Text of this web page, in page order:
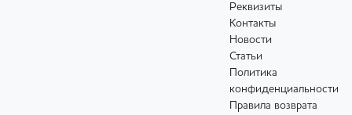
Реквизиты
Контакты
Новости
Статьи
Политика
конфиденциальности
Правила возврата